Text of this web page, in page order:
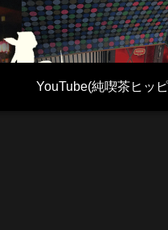
YouTube(純喫茶ヒッ